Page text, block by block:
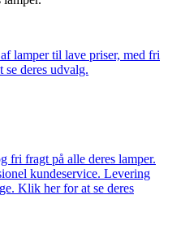
lamper til lave priser, med fri
deres udvalg.
fri fragt på alle deres lamper.
kundeservice. Levering
Klik her for at se deres